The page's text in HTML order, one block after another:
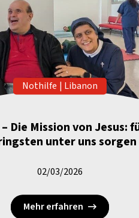
Nothilfe | Libanon
Die Mission von Jesus:
unter uns sorgen
02/03/2026
Mehr erfahren